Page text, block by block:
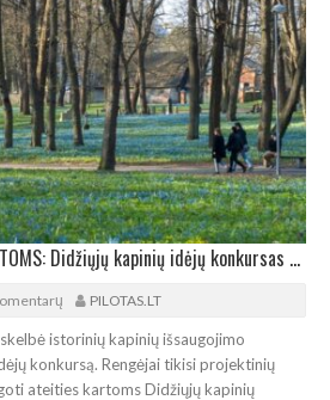
IŠSAUGOTI ATEITIES KARTOMS: Didžiųjų kapinių idėjų konkursas Rygoje
PILOTAS.LT
istorinių kapinių išsaugojimo
konkursą. Rengėjai tikisi projektinių
ateities kartoms Didžiųjų kapinių